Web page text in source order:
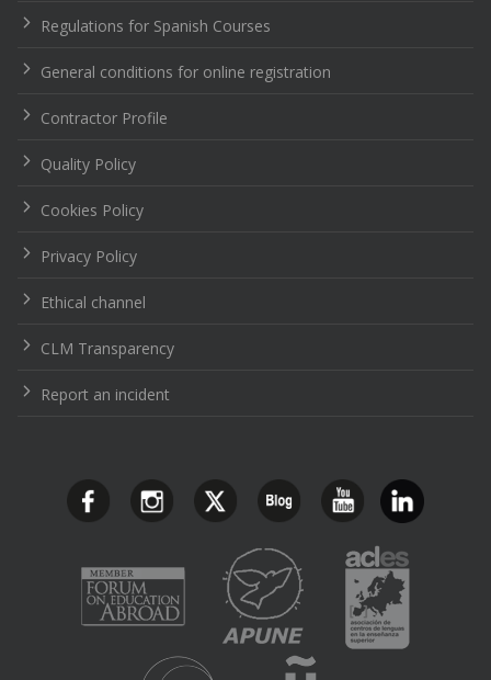
Regulations for Spanish Courses
General conditions for online registration
Contractor Profile
Quality Policy
Cookies Policy
Privacy Policy
Ethical channel
CLM Transparency
Report an incident